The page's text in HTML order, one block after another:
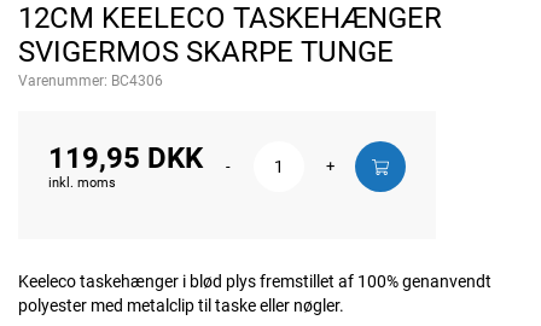
12CM KEELECO TASKEHÆNGER
SVIGERMOS SKARPE TUNGE
Varenummer: BC4306
119,95 DKK
inkl. moms
- +
Keeleco taskehænger i blød plys fremstillet af 100% genanvendt
polyester med metalclip til taske eller nøgler.